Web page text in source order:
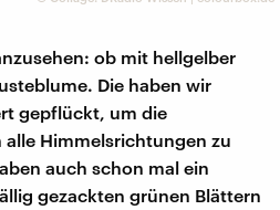
ob mit hellgelber
Die haben wir
gepflückt, um die
Himmelsrichtungen zu
auch schon mal ein
gezackten grünen Blättern